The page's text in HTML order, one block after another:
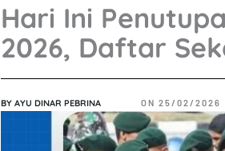
Hari Ini
2026, Daftar
BY AYU DINAR PEBRINA ON 25/02/2026